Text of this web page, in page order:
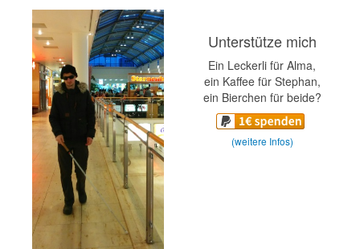
Unterstütze mich
Ein Leckerli für Alma,
ein Kaffee für Stephan,
ein Bierchen für beide?
(weitere Infos)